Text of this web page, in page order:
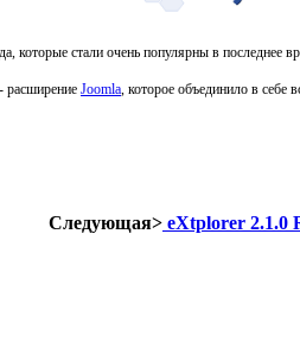
которые стали очень популярны в последнее
расширение Joomla , которое объединило в
Следующая> eXtplorer 2.1.0